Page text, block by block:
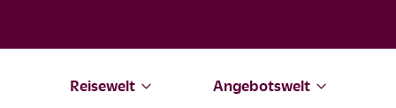
Reisewelt Angebotswelt